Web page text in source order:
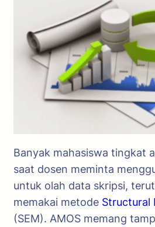
Banyak mahasiswa tingkat
saat dosen meminta
untuk olah data skripsi,
memakai metode Structural
(SEM). AMOS memang